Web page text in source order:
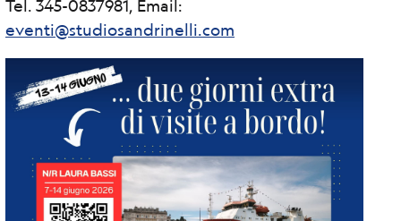
Tel. 345-0837981, Email:
eventi@studiosandrinelli.com